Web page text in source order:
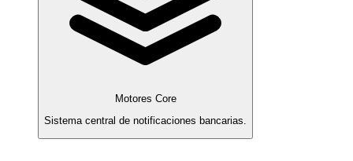
Motores Core
Sistema central de notificaciones bancarias.